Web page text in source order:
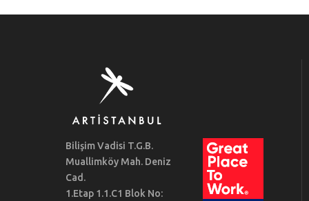
Bilişim Vadisi T.G.B.
Muallimköy Mah. Deniz
Cad.
1.Etap 1.1.C1 Blok No: